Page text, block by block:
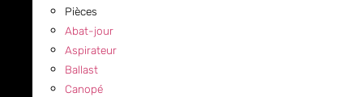
Pièces
Abat-jour
Aspirateur
Ballast
Canopé